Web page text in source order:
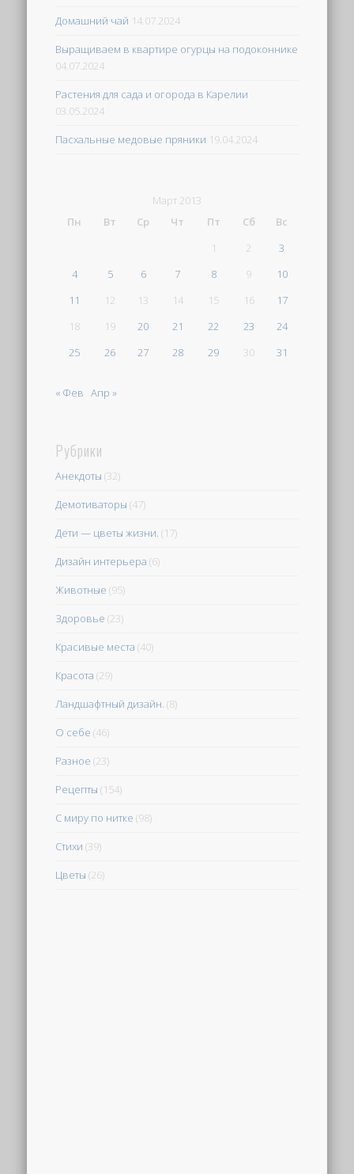
Домашний чай 14.07.2024
Выращиваем в квартире огурцы на подоконнике
04.07.2024
Растения для сада и огорода в Карелии
03.05.2024
Пасхальные медовые пряники 19.04.2024
Март 2013
Пн
Вт Ср Чт Пт Сб
Вс
1
2
3
4
5 6 7 8 9
10
11
12 13 14 15 16
17
18
19 20 21 22 23
24
25
26 27 28 29 30 31
« Фев Апр »
Рубрики
Анекдоты (32)
Демотиваторы (47)
Дети — цветы жизни. (17)
Дизайн интерьера (6)
Животные (95)
Здоровье (23)
Красивые места (40)
Красота (29)
Ландшафтный дизайн. (8)
О себе (46)
Разное (23)
Рецепты (154)
С миру по нитке (98)
Стихи (39)
Цветы (26)